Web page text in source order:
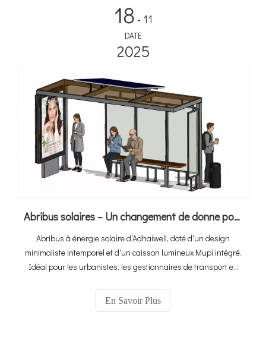
18 - 11
DATE
2025
Abribus solaires – Un changement de donne pour le transport urbain
Abribus à énergie solaire d'Adhaiwell, doté d'un design
minimaliste intemporel et d'un caisson lumineux Mupi intégré.
Idéal pour les urbanistes, les gestionnaires de transport en
En Savoir Plus